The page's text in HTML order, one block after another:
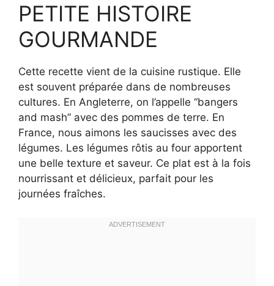
PETITE HISTOIRE
GOURMANDE
Cette recette vient de la cuisine rustique. Elle
est souvent préparée dans de nombreuses
cultures. En Angleterre, on l’appelle “bangers
and mash” avec des pommes de terre. En
France, nous aimons les saucisses avec des
légumes. Les légumes rôtis au four apportent
une belle texture et saveur. Ce plat est à la fois
nourrissant et délicieux, parfait pour les
journées fraîches.